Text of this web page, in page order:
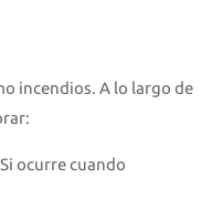
incendios. A lo largo de
ocurre cuando